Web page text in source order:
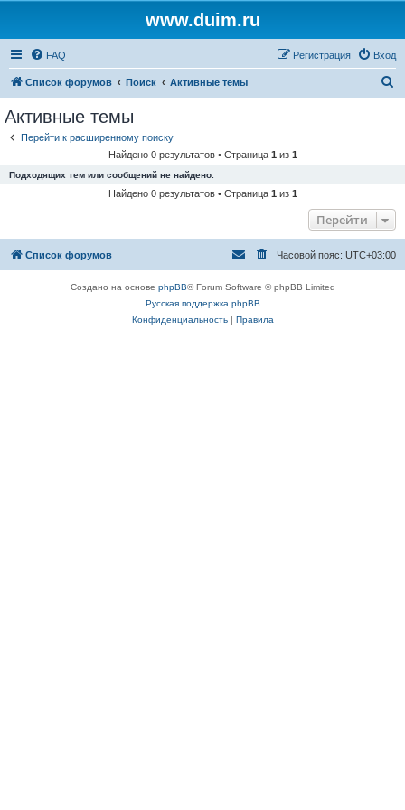
www.duim.ru
FAQ Вход
Регистрация
Список форумов Поиск Активные темы
Активные темы
Перейти к расширенному поиску
Найдено 0 результатов • Страница 1 из 1
Подходящих тем или сообщений не найдено.
Найдено 0 результатов • Страница 1 из 1
Перейти
Список форумов Часовой пояс: UTC+03:00
Создано на основе phpBB® Forum Software © phpBB Limited
Русская поддержка phpBB
Конфиденциальность| Правила